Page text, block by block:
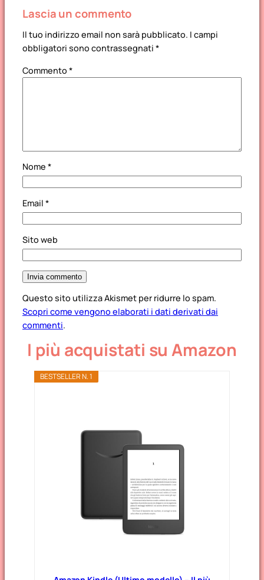
Lascia un commento
Il tuo indirizzo email non sarà pubblicato. I campi
obbligatori sono contrassegnati *
Commento *
Nome *
Email *
Sito web
Questo sito utilizza Akismet per ridurre lo spam.
Scopri come vengono elaborati i dati derivati dai
commenti.
I più acquistati su Amazon
BESTSELLER N. 1